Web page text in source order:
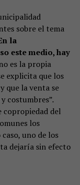
sobre el tema
la
este medio, hay
es la propia
explicita que los
que la venta se
costumbres”.
copropiedad del
los
uno de los
dejaría sin efecto